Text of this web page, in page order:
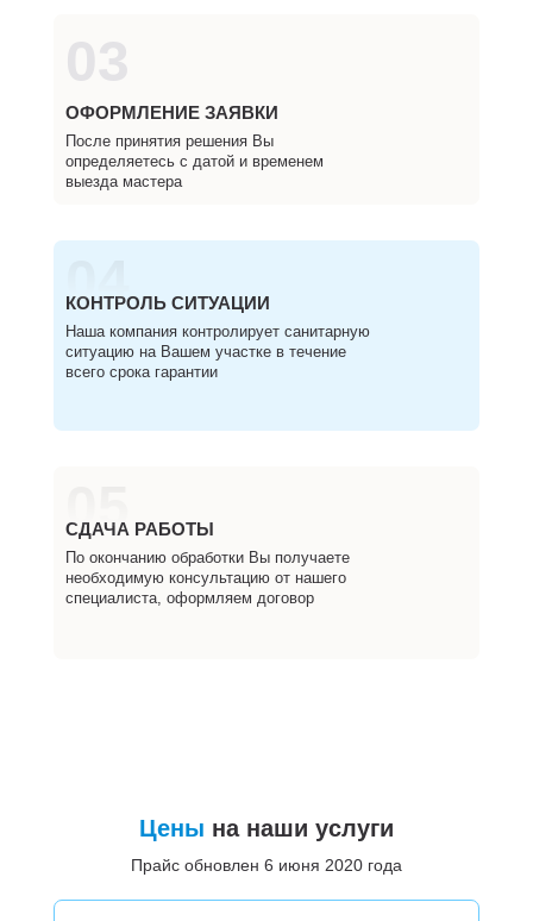
ОФОРМЛЕНИЕ ЗАЯВКИ
После принятия решения Вы
определяетесь с датой и временем
выезда мастера
04
КОНТРОЛЬ СИТУАЦИИ
Наша компания контролирует санитарную
ситуацию на Вашем участке в течение
всего срока гарантии
05
СДАЧА РАБОТЫ
По окончанию обработки Вы получаете
необходимую консультацию от нашего
специалиста, оформляем договор
Цены на наши услуги
Прайс обновлен 6 июня 2020 года